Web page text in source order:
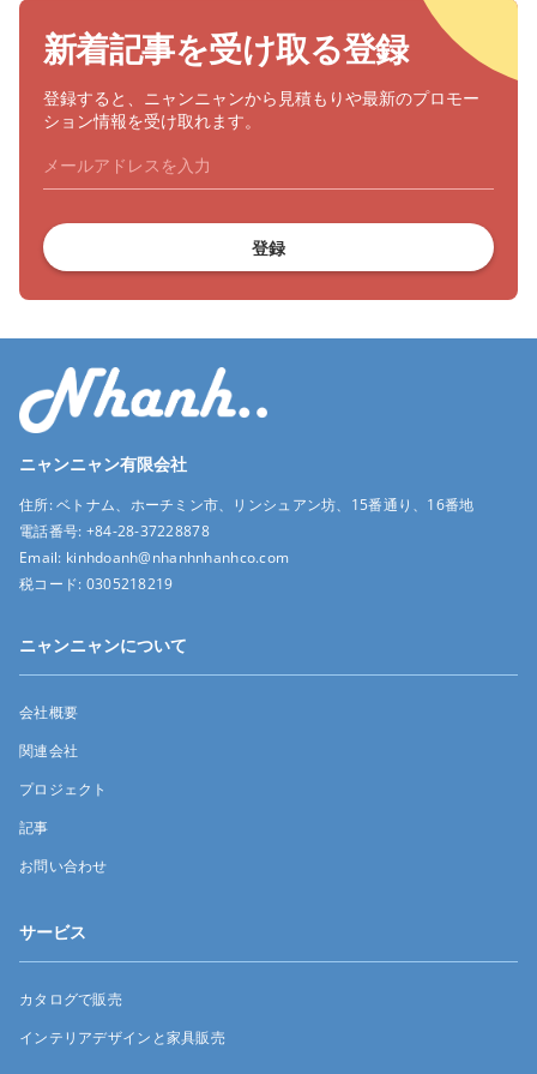
新着記事を受け取る登録
登録すると、ニャンニャンから見積もりや最新のプロモー
ション情報を受け取れます。
登録
ニャンニャン有限会社
住所:ベトナム、ホーチミン市、リンシュアン坊、15番通り、16番地
電話番号: +84-28-37228878
Email: kinhdoanh@nhanhnhanhco.com
税コード: 0305218219
ニャンニャンについて
会社概要
関連会社
プロジェクト
記事
お問い合わせ
サービス
カタログで販売
インテリアデザインと家具販売